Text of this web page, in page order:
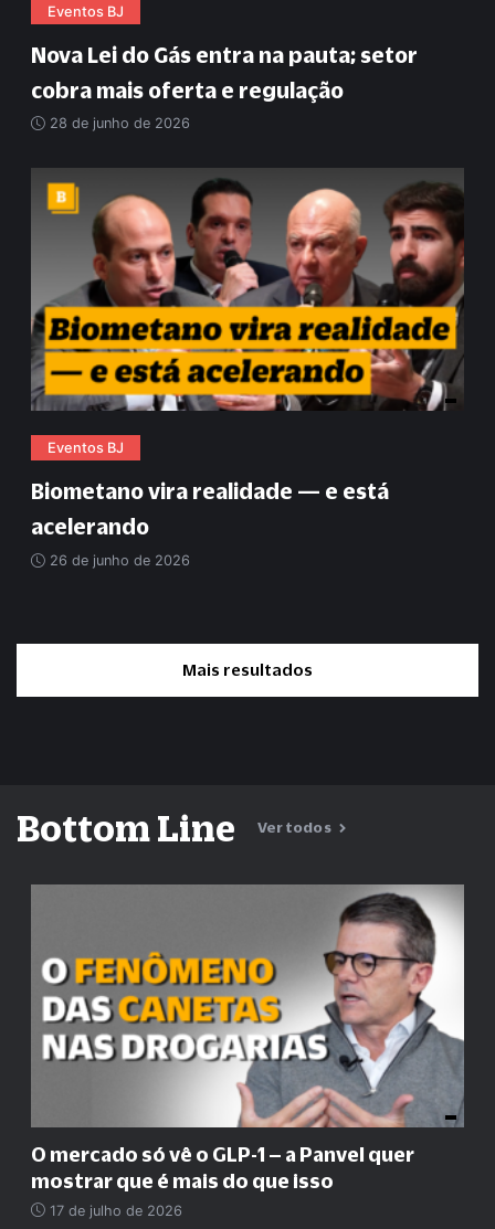
Eventos BJ
Nova Lei do Gás entra na pauta; setor
cobra mais oferta e regulação
28 de junho de 2026
Eventos BJ
Biometano vira realidade — e está
acelerando
26 de junho de 2026
Mais resultados
Bottom Line Ver todos
O mercado só vê o GLP-1 – a Panvel quer
mostrar que é mais do que isso
17 de julho de 2026